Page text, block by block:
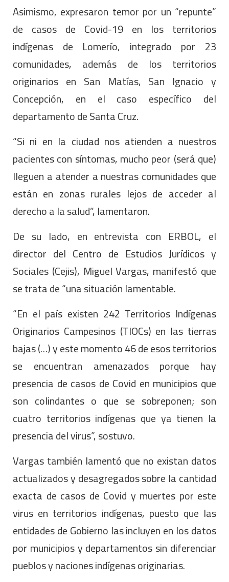
Asimismo, expresaron temor por un “repunte”
de casos de Covid-19 en los territorios
indígenas de Lomerío, integrado por 23
comunidades, además de los territorios
originarios en San Matías, San Ignacio y
Concepción, en el caso específico del
departamento de Santa Cruz.
“Si ni en la ciudad nos atienden a nuestros
pacientes con síntomas, mucho peor (será que)
lleguen a atender a nuestras comunidades que
están en zonas rurales lejos de acceder al
derecho a la salud”, lamentaron.
De su lado, en entrevista con ERBOL, el
director del Centro de Estudios Jurídicos y
Sociales (Cejis), Miguel Vargas, manifestó que
se trata de “una situación lamentable.
“En el país existen 242 Territorios Indígenas
Originarios Campesinos (TIOCs) en las tierras
bajas (…) y este momento 46 de esos territorios
se encuentran amenazados porque hay
presencia de casos de Covid en municipios que
son colindantes o que se sobreponen; son
cuatro territorios indígenas que ya tienen la
presencia del virus”, sostuvo.
Vargas también lamentó que no existan datos
actualizados y desagregados sobre la cantidad
exacta de casos de Covid y muertes por este
virus en territorios indígenas, puesto que las
entidades de Gobierno las incluyen en los datos
por municipios y departamentos sin diferenciar
pueblos y naciones indígenas originarias.